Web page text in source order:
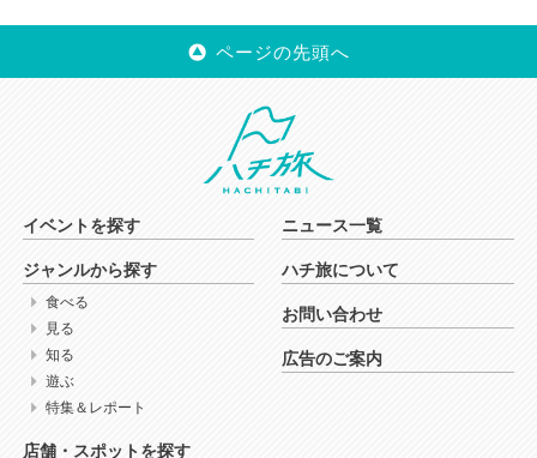
ページの先頭へ
イベントを探す
ジャンルから探す
食べる
見る
知る
遊ぶ
特集＆レポート
店舗・スポットを探す
ニュース一覧
ハチ旅について
お問い合わせ
広告のご案内